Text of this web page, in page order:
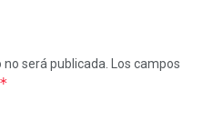
será publicada. Los campos
*